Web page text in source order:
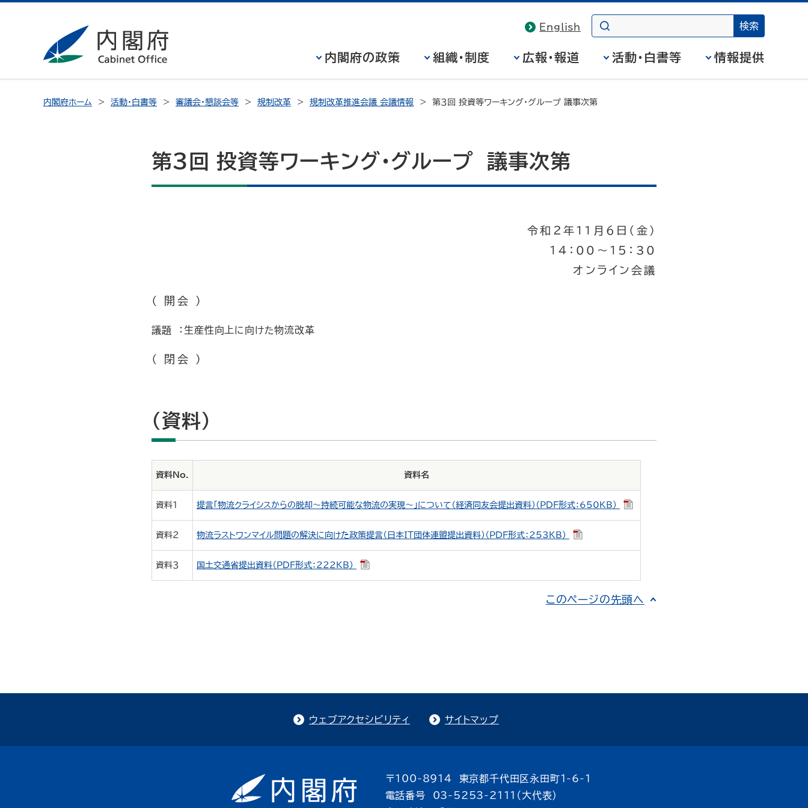
English
内閣府の政策 組織・制度 広報・報道 活動・白書等 情報提供
内閣府ホーム 活動・白書等 審議会・懇談会等 規制改革 規制改革推進会議 会議情報 第３回 投資等ワーキング・グループ 議事次第
第３回 投資等ワーキング・グループ 議事次第
令和２年11月６日（金）
14：00～15：30
オンライン会議
（ 開会 ）
議題 ：生産性向上に向けた物流改革
（ 閉会 ）
（資料）
資料No. 資料名
資料１ 提言「物流クライシスからの脱却～持続可能な物流の実現～」について（経済同友会提出資料）（PDF形式：650KB）
資料２ 物流ラストワンマイル問題の解決に向けた政策提言（日本ＩＴ団体連盟提出資料）（PDF形式：253KB）
資料３ 国土交通省提出資料（PDF形式：222KB）
このページの先頭へ
ウェブアクセシビリティ サイトマップ
〒100-8914 東京都千代田区永田町1-6-1
電話番号 03-5253-2111（大代表）